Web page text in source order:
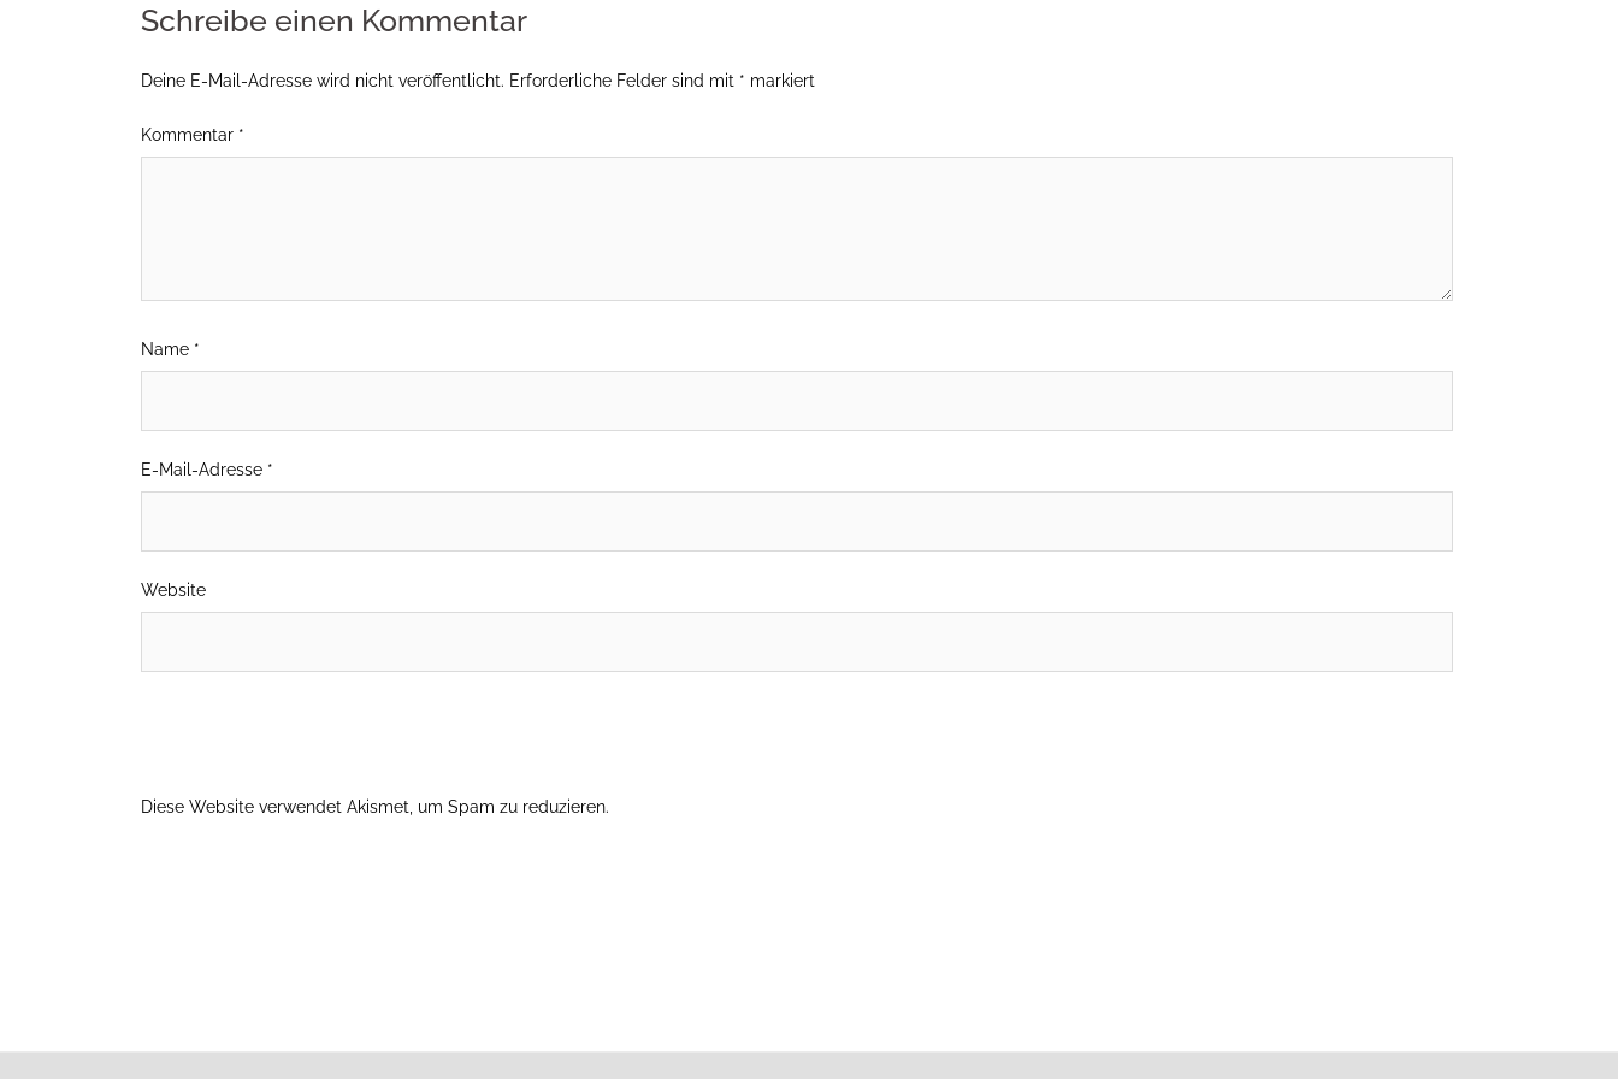
Schreibe einen Kommentar
Deine E-Mail-Adresse wird nicht veröffentlicht. Erforderliche Felder sind mit * markiert
Kommentar *
Name *
E-Mail-Adresse *
Website
Diese Website verwendet Akismet, um Spam zu reduzieren.